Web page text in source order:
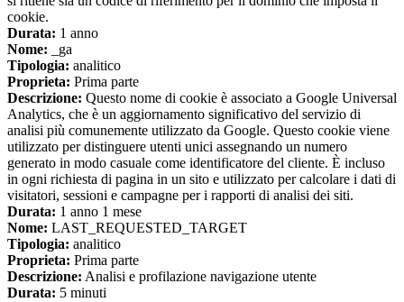
cookie.
Durata: 1 anno
Nome: _ga
Tipologia: analitico
Proprieta: Prima parte
Descrizione: Questo nome di cookie è associato a Google Universal
Analytics, che è un aggiornamento significativo del servizio di
analisi più comunemente utilizzato da Google. Questo cookie viene
utilizzato per distinguere utenti unici assegnando un numero
generato in modo casuale come identificatore del cliente. È incluso
in ogni richiesta di pagina in un sito e utilizzato per calcolare i dati di
visitatori, sessioni e campagne per i rapporti di analisi dei siti.
Durata: 1 anno 1 mese
Nome: LAST_REQUESTED_TARGET
Tipologia: analitico
Proprieta: Prima parte
Descrizione: Analisi e profilazione navigazione utente
Durata: 5 minuti